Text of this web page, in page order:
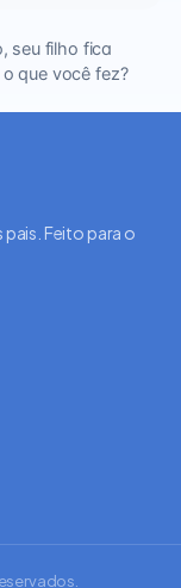
seu filho fica
que você fez?
Feito para o